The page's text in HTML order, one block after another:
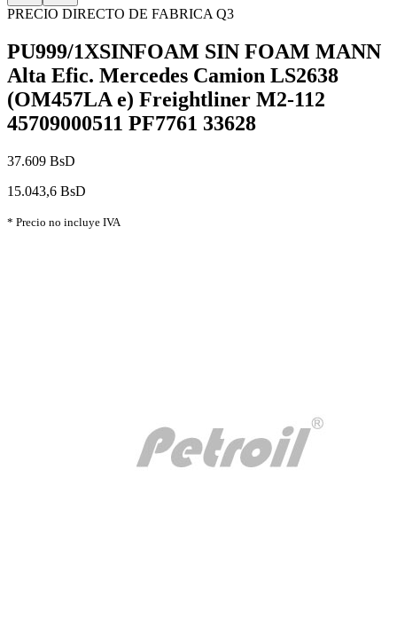
PRECIO DIRECTO DE FABRICA Q3
PU999/1XSINFOAM SIN FOAM MANN
Alta Efic. Mercedes Camion LS2638
(OM457LA e) Freightliner M2-112
45709000511 PF7761 33628
37.609 BsD
15.043,6 BsD
* Precio no incluye IVA